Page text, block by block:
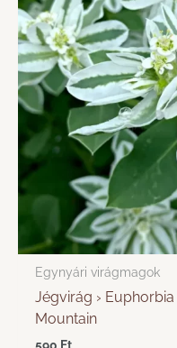
Egynyári virágmagok
Jégvirág ›
Mountain